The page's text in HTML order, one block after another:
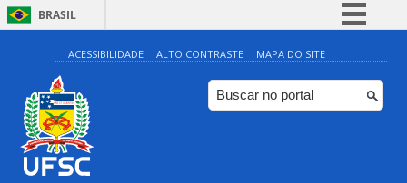
BRASIL
Simplifique!
Comunica BR
Participe
ACESSIBILIDADE ALTO CONTRASTE MAPA DO SITE